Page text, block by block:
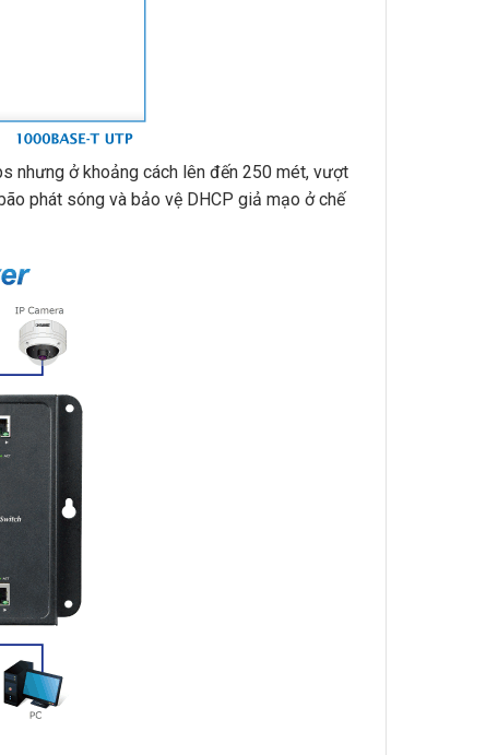
nhưng ở khoảng cách lên đến 250 mét, vượt
phát sóng và bảo vệ DHCP giả mạo ở chế